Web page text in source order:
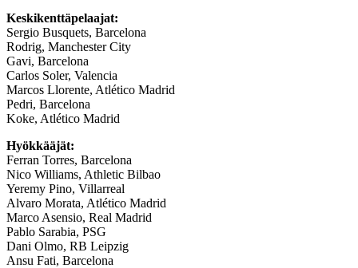
Keskikenttäpelaajat:
Sergio Busquets, Barcelona
Rodrig, Manchester City
Gavi, Barcelona
Carlos Soler, Valencia
Marcos Llorente, Atlético Madrid
Pedri, Barcelona
Koke, Atlético Madrid
Hyökkääjät:
Ferran Torres, Barcelona
Nico Williams, Athletic Bilbao
Yeremy Pino, Villarreal
Alvaro Morata, Atlético Madrid
Marco Asensio, Real Madrid
Pablo Sarabia, PSG
Dani Olmo, RB Leipzig
Ansu Fati, Barcelona